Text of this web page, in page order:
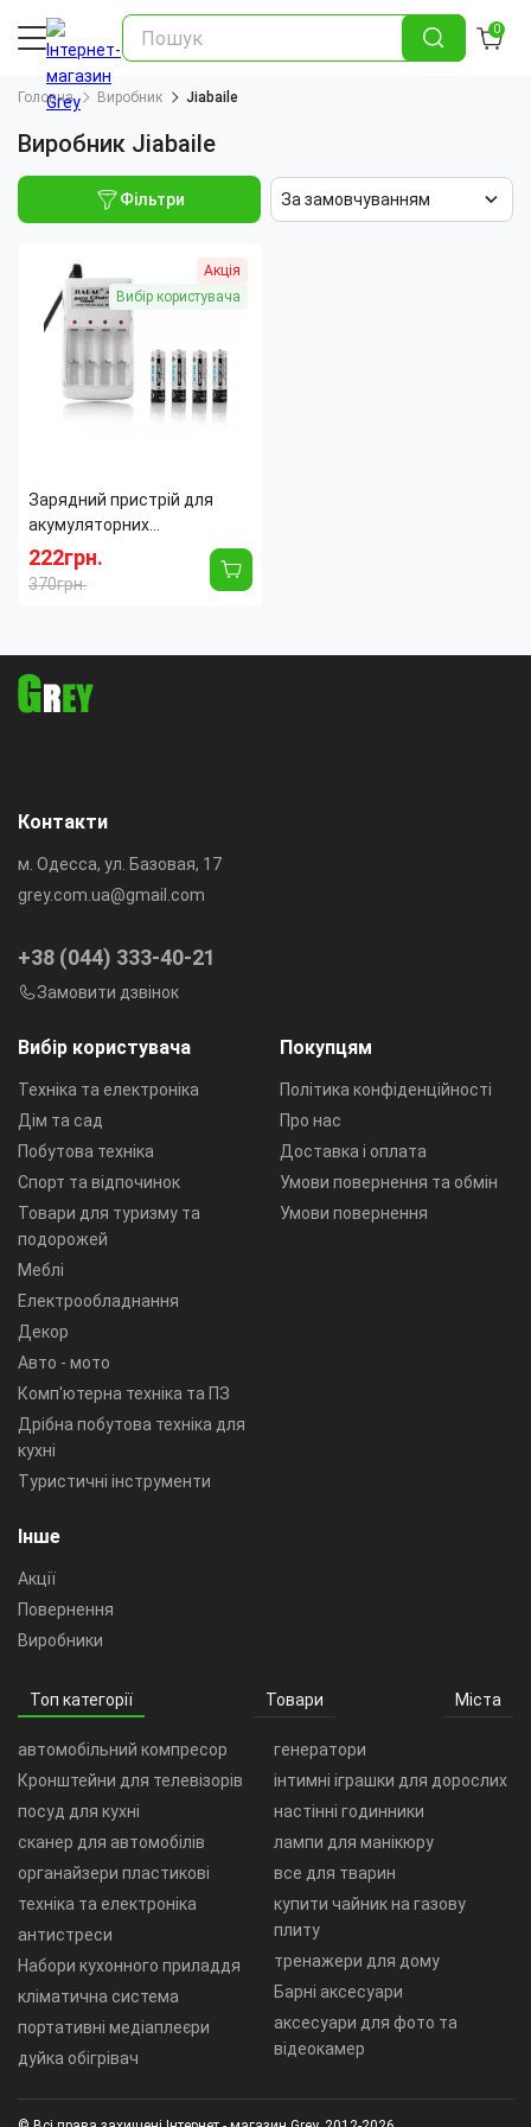
0
Головна Виробник Jiabaile
Виробник Jiabaile
Фільтри За замовчуванням
Акція
Вибір користувача
Зарядний пристрій для
акумуляторних
батарейок Jiabao JB-212, з
4 акумуляторами АА, 1.2 В,
600 мА/год
222грн.
370грн.
Вибір користувача
Техніка та електроніка
Дім та сад
Побутова техніка
Спорт та відпочинок
Товари для туризму та
подорожей
Меблі
Електрообладнання
Декор
Авто - мото
Комп'ютерна техніка та ПЗ
Дрібна побутова техніка для
кухні
Туристичні інструменти
Покупцям
Політика конфіденційності
Про нас
Доставка і оплата
Умови повернення та обмін
Умови повернення
Інше
Акції
Повернення
Виробники
Контакти
м. Одесса, ул. Базовая, 17
grey.com.ua@gmail.com
+38 (044) 333-40-21
Замовити дзвінок
Топ категорії Товари Міста
автомобільний компресор
Кронштейни для телевізорів
посуд для кухні
сканер для автомобілів
органайзери пластикові
техніка та електроніка
антистреси
Набори кухонного приладдя
кліматична система
портативні медіаплеєри
дуйка обігрівач
генератори
інтимні іграшки для дорослих
настінні годинники
лампи для манікюру
все для тварин
купити чайник на газову
плиту
тренажери для дому
Барні аксесуари
аксесуари для фото та
відеокамер